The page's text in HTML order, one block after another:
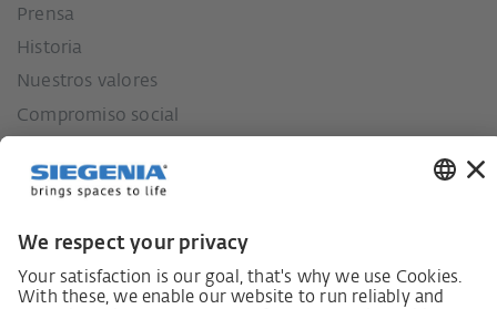
Prensa
Historia
Nuestros valores
Compromiso social
Ley sobre el deber de diligencia en la cadena de